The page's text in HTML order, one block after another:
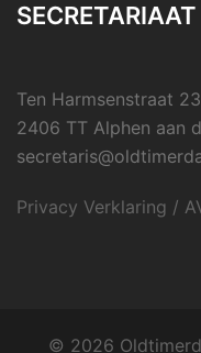
SECRETARIAAT
Ten Harmsenstraat
2406 TT Alphen aan
Privacy Verklaring /
© 2026